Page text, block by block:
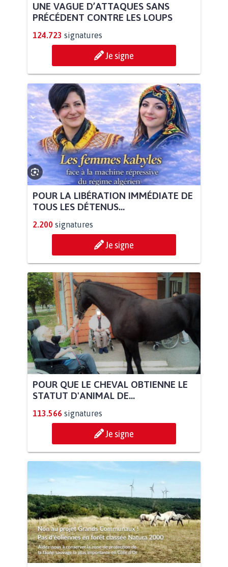
UNE VAGUE D’ATTAQUES SANS
PRÉCÉDENT CONTRE LES LOUPS
124.723 signatures
Je signe
POUR LA LIBÉRATION IMMÉDIATE DE
TOUS LES DÉTENUS...
2.200 signatures
Je signe
POUR QUE LE CHEVAL OBTIENNE LE
STATUT D'ANIMAL DE...
113.566 signatures
Je signe